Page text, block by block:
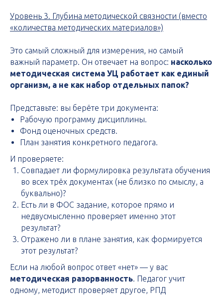
Уровень 3. Глубина методической связности (вместо
«количества методических материалов»)
Это самый сложный для измерения, но самый
важный параметр. Он отвечает на вопрос: насколько
методическая система УЦ работает как единый
организм, а не как набор отдельных папок?
Представьте: вы берёте три документа:
Рабочую программу дисциплины.
Фонд оценочных средств.
План занятия конкретного педагога.
И проверяете:
Совпадает ли формулировка результата обучения
во всех трёх документах (не близко по смыслу, а
буквально)?
Есть ли в ФОС задание, которое прямо и
недвусмысленно проверяет именно этот
результат?
Отражено ли в плане занятия, как формируется
этот результат?
Если на любой вопрос ответ «нет» — у вас
методическая разорванность. Педагог учит
одному, методист проверяет другое, РПД